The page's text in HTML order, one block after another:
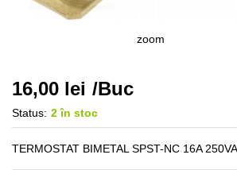
zoom
16,00 lei /Buc
Status: 2 în stoc
TERMOSTAT BIMETAL SPST-NC 16A